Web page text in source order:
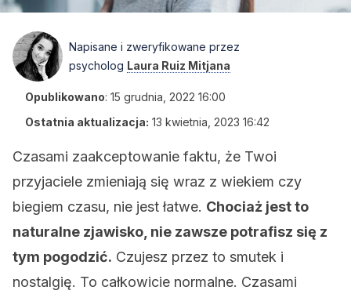
Napisane i zweryfikowane przez
psycholog Laura Ruiz Mitjana
Opublikowano: 15 grudnia, 2022 16:00
Ostatnia aktualizacja: 13 kwietnia, 2023 16:42
Czasami zaakceptowanie faktu, że Twoi
przyjaciele zmieniają się wraz z wiekiem czy
biegiem czasu, nie jest łatwe. Chociaż jest to
naturalne zjawisko, nie zawsze potrafisz się z
tym pogodzić. Czujesz przez to smutek i
nostalgię. To całkowicie normalne. Czasami